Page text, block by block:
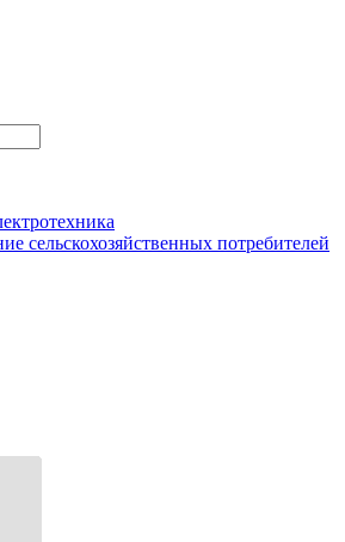
сельскохозяйственных потребителей